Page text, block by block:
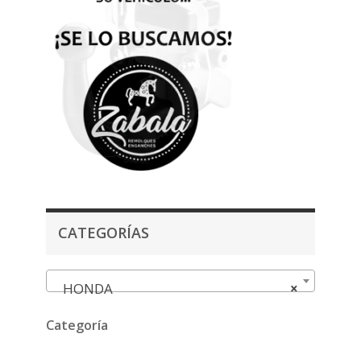
CATEGORÍAS
×
HONDA
Categoría